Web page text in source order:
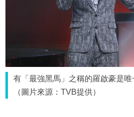
有「最強黑馬」之稱的羅啟豪是唯
（圖片來源：TVB提供）